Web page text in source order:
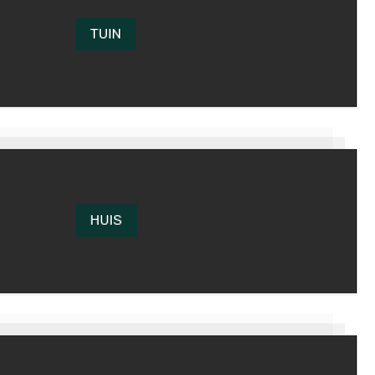
TUIN
HUIS